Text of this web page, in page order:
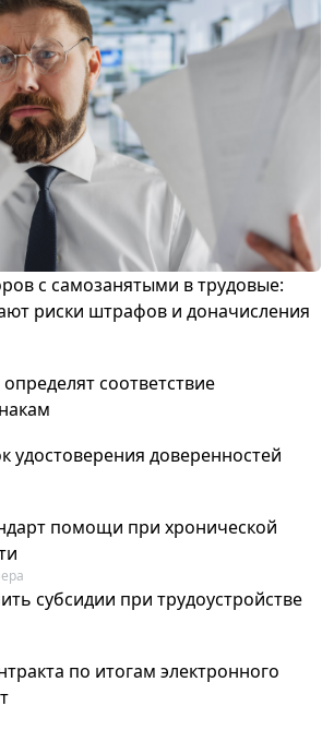
с самозанятыми в трудовые:
риски штрафов и доначисления
соответствие
удостоверения доверенностей
помощи при хронической
субсидии при трудоустройстве
по итогам электронного